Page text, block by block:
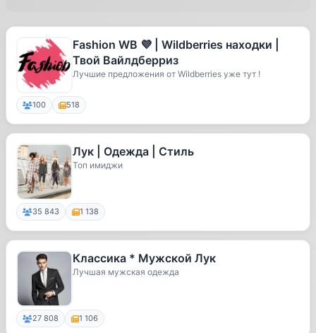
Fashion WB 💜 | Wildberries находки |
Твой Вайлдберриз
Лучшие предложения от Wildberries уже тут !
100 518
Лук | Одежда | Стиль
Топ имиджи
35 843 1 138
Классика * Мужской Лук
Лучшая мужская одежда
27 808 1 106